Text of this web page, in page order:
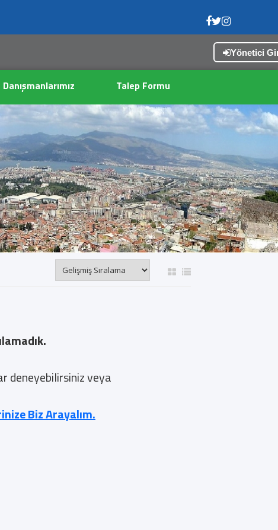
Yönetici
Danışmanlarımız Talep Formu
deneyebilirsiniz veya
Biz Arayalım.